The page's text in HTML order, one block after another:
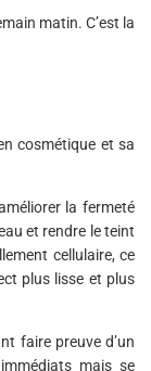
matin. C’est la
cosmétique et sa
la fermeté
et rendre le teint
cellulaire, ce
plus lisse et plus
faire preuve d’un
mais se